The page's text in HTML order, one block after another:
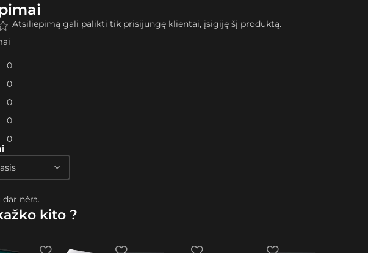
0
0
0
0
0
nėra.
Atsiliepimą gali palikti tik prisijungę klientai, įsigiję šį produktą.
kito ?